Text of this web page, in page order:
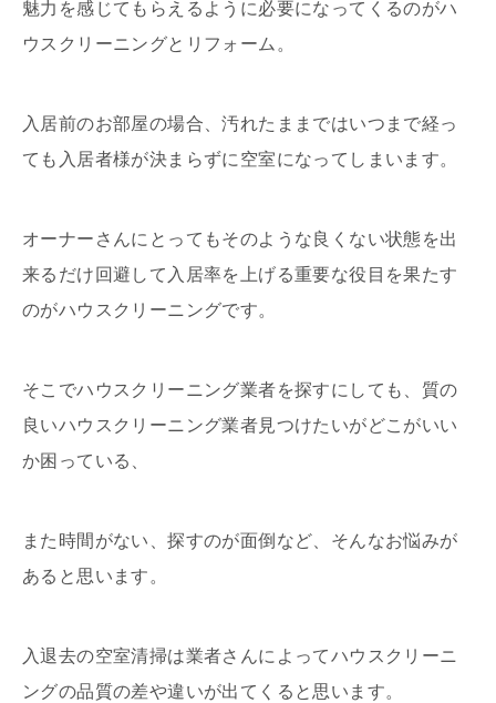
魅力を感じてもらえるように必要になってくるのがハ
ウスクリーニングとリフォーム。
入居前のお部屋の場合、汚れたままではいつまで経っ
ても入居者様が決まらずに空室になってしまいます。
オーナーさんにとってもそのような良くない状態を出
来るだけ回避して入居率を上げる重要な役目を果たす
のがハウスクリーニングです。
そこでハウスクリーニング業者を探すにしても、質の
良いハウスクリーニング業者見つけたいがどこがいい
か困っている、
また時間がない、探すのが面倒など、そんなお悩みが
あると思います。
入退去の空室清掃は業者さんによってハウスクリーニ
ングの品質の差や違いが出てくると思います。